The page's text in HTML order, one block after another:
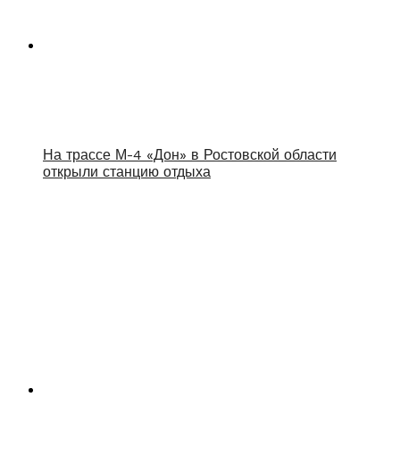
На трассе М-4 «Дон» в Ростовской области
открыли станцию отдыха